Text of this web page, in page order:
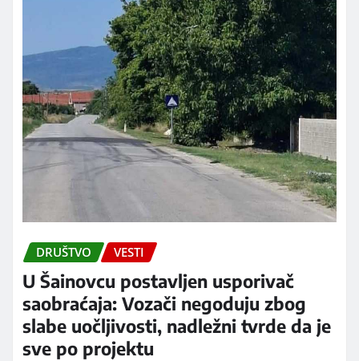
DRUŠTVO VESTI
U Šainovcu postavljen usporivač
saobraćaja: Vozači negoduju zbog
slabe uočljivosti, nadležni tvrde da je
sve po projektu